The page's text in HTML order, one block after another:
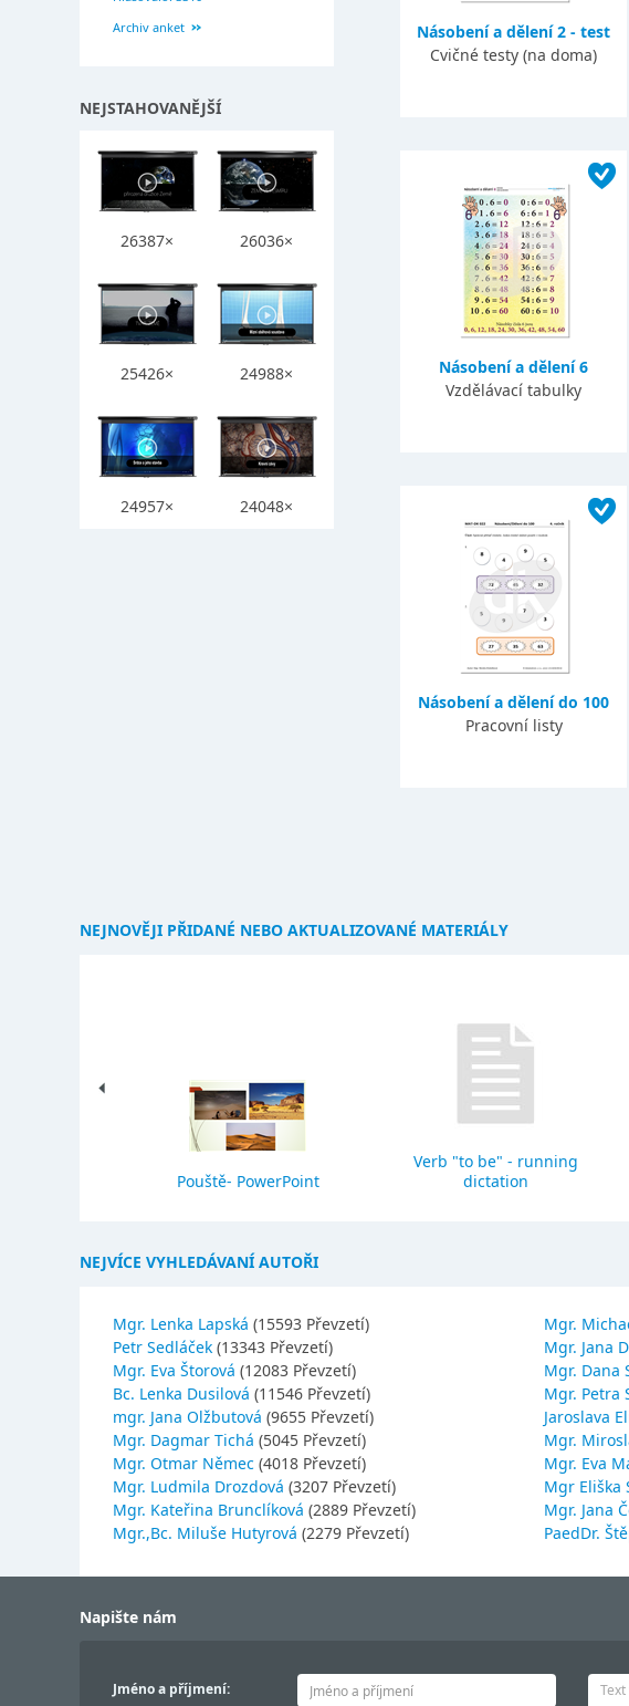
Násobení a dělení 2 - test
Cvičné testy (na doma)
Násobení a dělení 6
Vzdělávací tabulky
Násobení a dělení do 100
Pracovní listy
Archiv anket
NEJSTAHOVANĚJŠÍ
26387× 26036×
25426× 24988×
24957× 24048×
NEJNOVĚJI PŘIDANÉ NEBO AKTUALIZOVANÉ MATERIÁLY
Pouště- PowerPoint
Verb "to be" - running
dictation
NEJVÍCE VYHLEDÁVANÍ AUTOŘI
Mgr. Lenka Lapská (15593 Převzetí)
Petr Sedláček (13343 Převzetí)
Mgr. Eva Štorová (12083 Převzetí)
Bc. Lenka Dusilová (11546 Převzetí)
mgr. Jana Olžbutová (9655 Převzetí)
Mgr. Dagmar Tichá (5045 Převzetí)
Mgr. Otmar Němec (4018 Převzetí)
Mgr. Ludmila Drozdová (3207 Převzetí)
Mgr. Kateřina Brunclíková (2889 Převzetí)
Mgr.,Bc. Miluše Hutyrová (2279 Převzetí)
Mgr.
Mgr. Jana
Mgr. Dana
Mgr. Petra
Jaroslava
Mgr.
Mgr. Eva
Mgr Eliška
Mgr. Jana
PaedDr.
Napište nám
Jméno a příjmení: